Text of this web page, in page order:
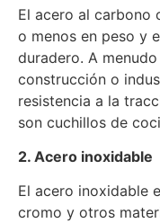
El acero al carbono
o menos en peso y
duradero. A
construcción o
resistencia a la
son cuchillos de
2. Acero inoxidable
El acero inoxidable
cromo y otros